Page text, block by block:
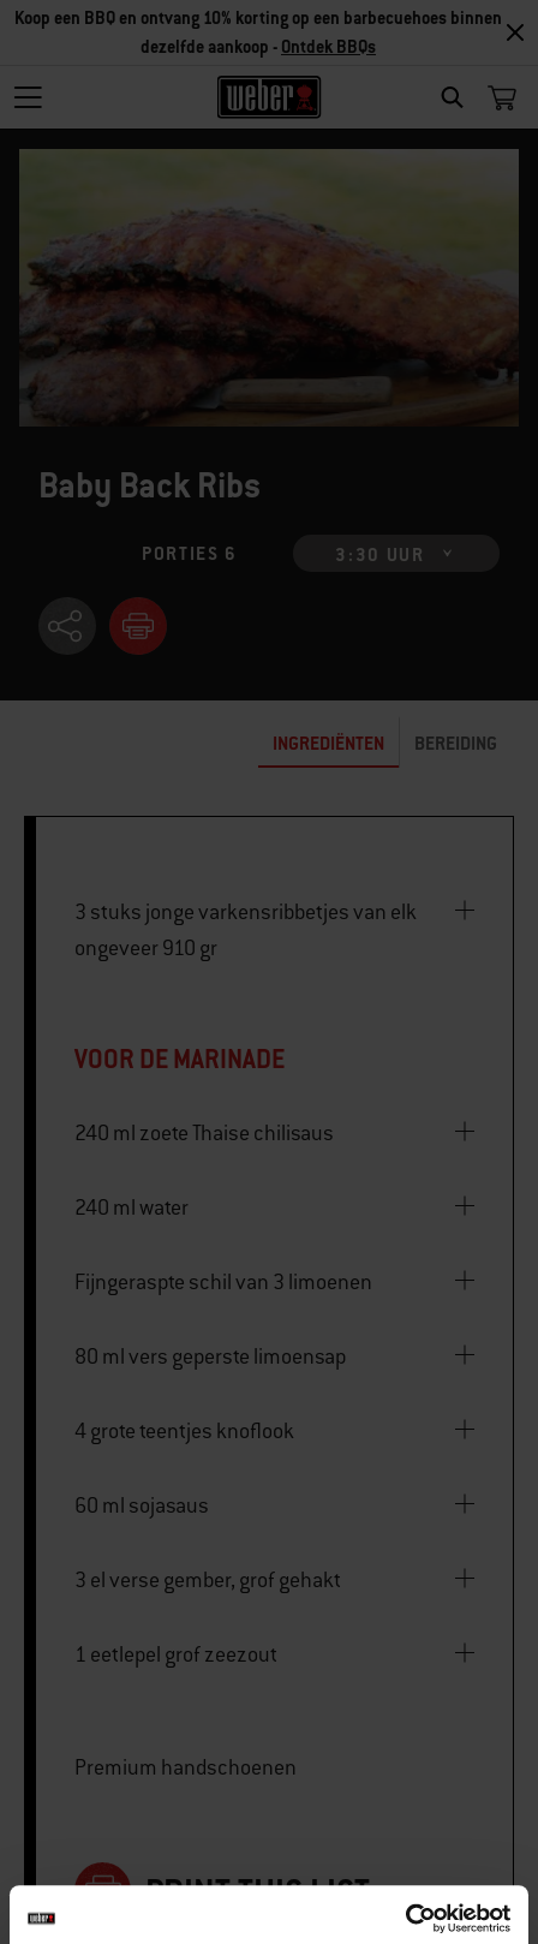
SEARCH
Koop een BBQ en ontvang 10% korting op een barbecuehoes binnen
dezelfde aankoop - Ontdek BBQs
Baby Back Ribs
PORTIES 6 3:30 UUR
INGREDIËNTEN BEREIDING
3 stuks jonge varkensribbetjes van elk
ongeveer 910 gr
VOOR DE MARINADE
240 ml zoete Thaise chilisaus
240 ml water
Fijngeraspte schil van 3 limoenen
80 ml vers geperste limoensap
4 grote teentjes knoflook
60 ml sojasaus
3 el verse gember, grof gehakt
1 eetlepel grof zeezout
Premium handschoenen
PRINT THIS LIST